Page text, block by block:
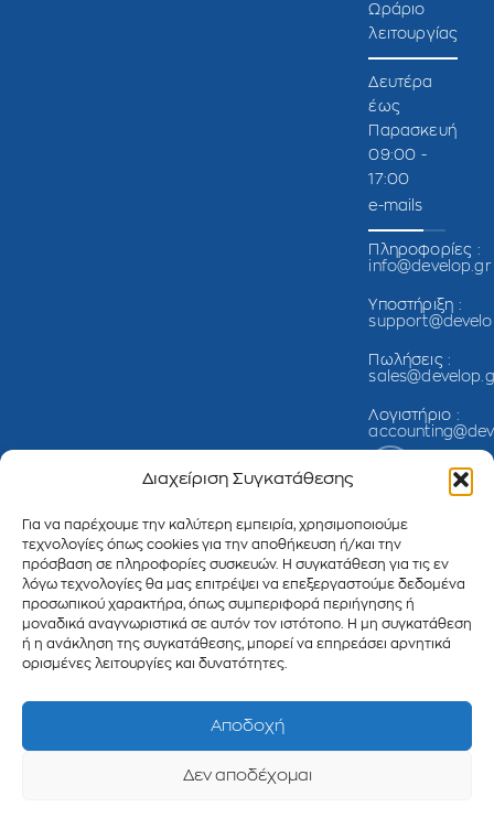
Διαχείριση Συγκατάθεσης
Για να παρέχουμε την καλύτερη εμπειρία, χρησιμοποιούμε
τεχνολογίες όπως cookies για την αποθήκευση ή/και την
πρόσβαση σε πληροφορίες συσκευών. Η συγκατάθεση για τις εν
λόγω τεχνολογίες θα μας επιτρέψει να επεξεργαστούμε δεδομένα
προσωπικού χαρακτήρα, όπως συμπεριφορά περιήγησης ή
μοναδικά αναγνωριστικά σε αυτόν τον ιστότοπο. Η μη συγκατάθεση
ή η ανάκληση της συγκατάθεσης, μπορεί να επηρεάσει αρνητικά
ορισμένες λειτουργίες και δυνατότητες.
Αποδοχή
Δεν αποδέχομαι
Ωράριο
λειτουργίας
Δευτέρα
έως
Παρασκευή
09:00 -
17:00
e-mails
Πληροφορίες :
info@develop.gr
Υποστήριξη :
Πωλήσεις :
Λογιστήριο :
Copyright 2025
Δήλωση
Δεδομένων
Προσωπικού